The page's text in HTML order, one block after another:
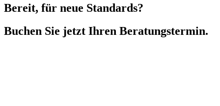
Bereit, für neue Standards?
Buchen Sie jetzt Ihren Beratungstermin.